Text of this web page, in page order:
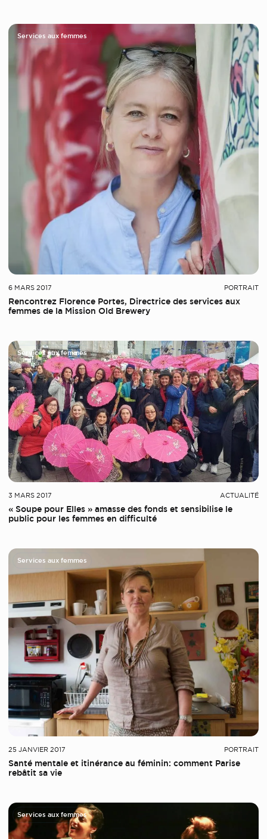
Services aux femmes
6 MARS 2017 PORTRAIT
Rencontrez Florence Portes, Directrice des services aux
femmes de la Mission Old Brewery
Services aux femmes
3 MARS 2017 ACTUALITÉ
« Soupe pour Elles » amasse des fonds et sensibilise le
public pour les femmes en difficulté
Services aux femmes
25 JANVIER 2017 PORTRAIT
Santé mentale et itinérance au féminin: comment Parise
rebâtit sa vie
Services aux femmes